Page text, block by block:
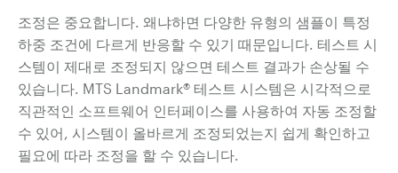
조정은 중요합니다. 왜냐하면 다양한 유형의 샘플이 특정
하중 조건에 다르게 반응할 수 있기 때문입니다. 테스트 시
스템이 제대로 조정되지 않으면 테스트 결과가 손상될 수
있습니다. MTS Landmark® 테스트 시스템은 시각적으로
직관적인 소프트웨어 인터페이스를 사용하여 자동 조정할
수 있어, 시스템이 올바르게 조정되었는지 쉽게 확인하고
필요에 따라 조정을 할 수 있습니다.